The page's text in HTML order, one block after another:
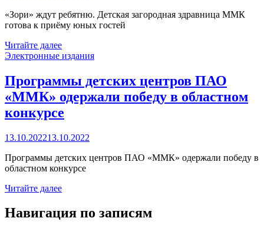
«Зори» ждут ребятню. Детская загородная здравница ММК
готова к приёму юных гостей
Читайте далее
Электронные издания
Программы детских центров ПАО
«ММК» одержали победу в областном
конкурсе
13.10.202213.10.2022
Программы детских центров ПАО «ММК» одержали победу в
областном конкурсе
Читайте далее
Навигация по записям